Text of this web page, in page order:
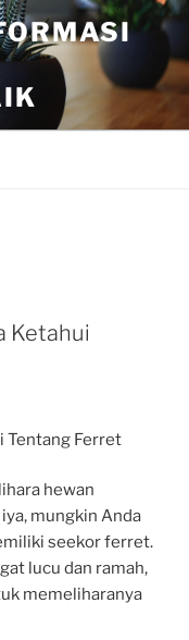
Ketahui
Tentang Ferret
hewan
mungkin Anda
seekor ferret.
lucu dan ramah,
memeliharanya